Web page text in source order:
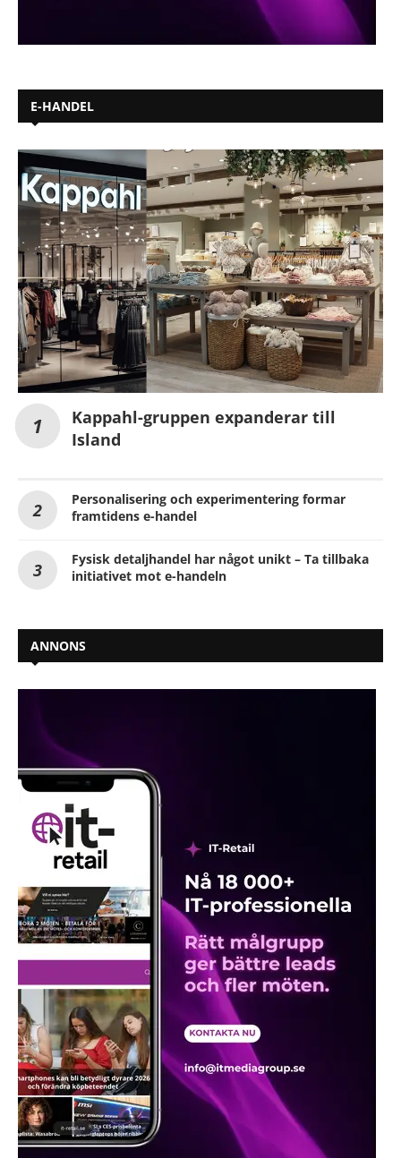
E-HANDEL
Kappahl-gruppen expanderar till
Island
Personalisering och experimentering formar
framtidens e-handel
Fysisk detaljhandel har något unikt – Ta tillbaka
initiativet mot e-handeln
ANNONS